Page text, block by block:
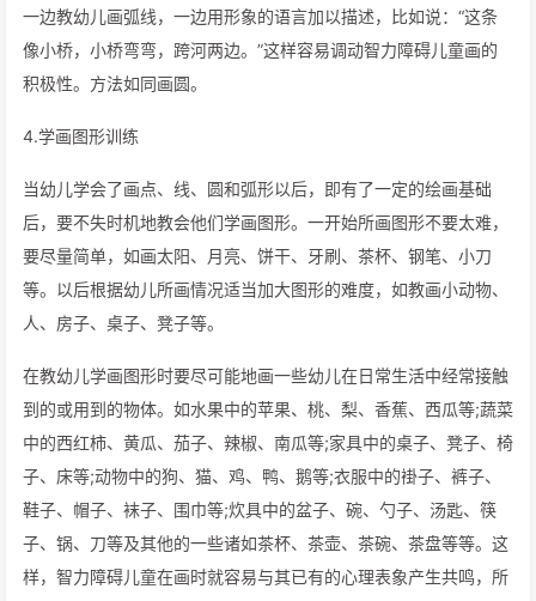
一边教幼儿画弧线，一边用形象的语言加以描述，比如说：“这条
像小桥，小桥弯弯，跨河两边。”这样容易调动智力障碍儿童画的
积极性。方法如同画圆。
4.学画图形训练
当幼儿学会了画点、线、圆和弧形以后，即有了一定的绘画基础
后，要不失时机地教会他们学画图形。一开始所画图形不要太难，
要尽量简单，如画太阳、月亮、饼干、牙刷、茶杯、钢笔、小刀
等。以后根据幼儿所画情况适当加大图形的难度，如教画小动物、
人、房子、桌子、凳子等。
在教幼儿学画图形时要尽可能地画一些幼儿在日常生活中经常接触
到的或用到的物体。如水果中的苹果、桃、梨、香蕉、西瓜等;蔬菜
中的西红柿、黄瓜、茄子、辣椒、南瓜等;家具中的桌子、凳子、椅
子、床等;动物中的狗、猫、鸡、鸭、鹅等;衣服中的褂子、裤子、
鞋子、帽子、袜子、围巾等;炊具中的盆子、碗、勺子、汤匙、筷
子、锅、刀等及其他的一些诸如茶杯、茶壶、茶碗、茶盘等等。这
样，智力障碍儿童在画时就容易与其已有的心理表象产生共鸣，所